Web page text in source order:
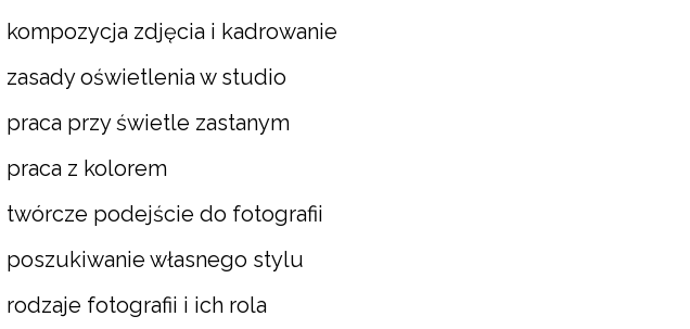
kompozycja zdjęcia i kadrowanie
zasady oświetlenia w studio
praca przy świetle zastanym
praca z kolorem
twórcze podejście do fotografii
poszukiwanie własnego stylu
rodzaje fotografii i ich rola